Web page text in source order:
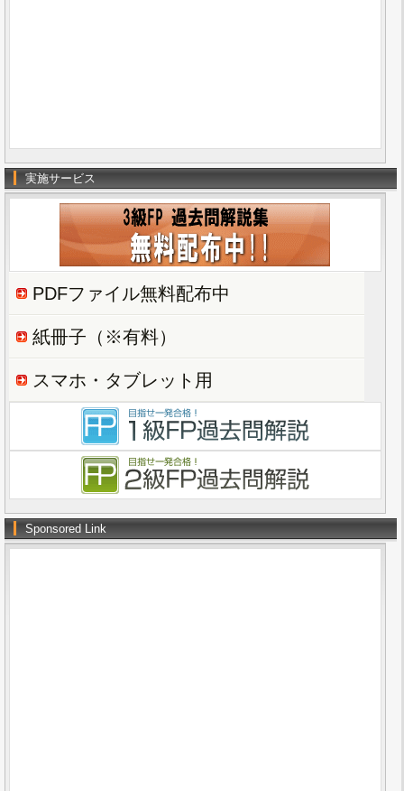
実施サービス
PDFファイル無料配布中
紙冊子（※有料）
スマホ・タブレット用
Sponsored Link